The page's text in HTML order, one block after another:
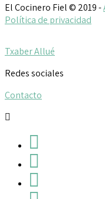
El Cocinero Fiel © 2019 -
Política de privacidad
Txaber Allué
Redes sociales
Contacto